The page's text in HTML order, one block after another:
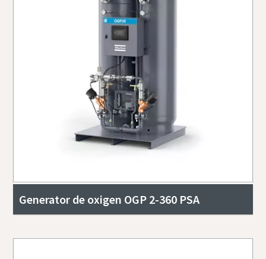
Generator de oxigen OGP 2-360 PSA